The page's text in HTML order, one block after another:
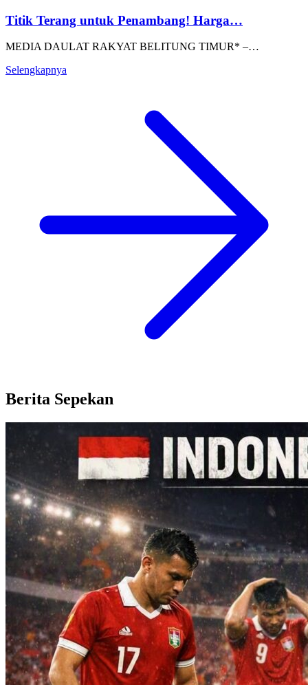
Titik Terang untuk Penambang! Harga…
MEDIA DAULAT RAKYAT BELITUNG TIMUR* –…
Selengkapnya
Berita Sepekan